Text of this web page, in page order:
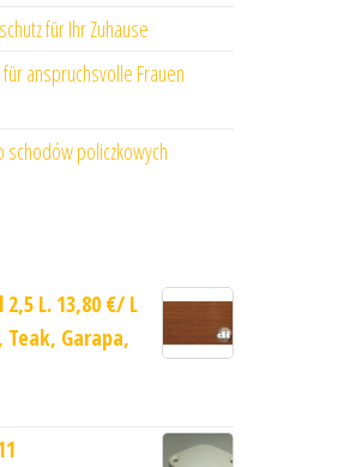
für Ihr Zuhause
anspruchsvolle Frauen
policzkowych
L. 13,80 €/ L
Garapa,